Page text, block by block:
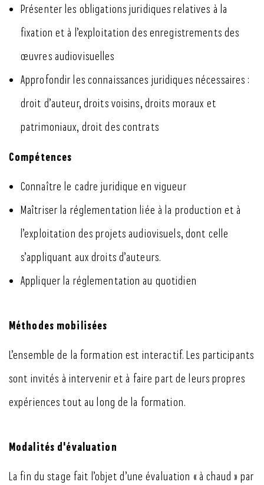
Présenter les obligations juridiques relatives à la
fixation et à l’exploitation des enregistrements des
œuvres audiovisuelles
Approfondir les connaissances juridiques nécessaires :
droit d’auteur, droits voisins, droits moraux et
patrimoniaux, droit des contrats
Compétences
Connaître le cadre juridique en vigueur
Maîtriser la réglementation liée à la production et à
l’exploitation des projets audiovisuels, dont celle
s’appliquant aux droits d’auteurs.
Appliquer la réglementation au quotidien
Méthodes mobilisées
L’ensemble de la formation est interactif. Les participants
sont invités à intervenir et à faire part de leurs propres
expériences tout au long de la formation.
Modalités d'évaluation
La fin du stage fait l’objet d’une évaluation « à chaud » par